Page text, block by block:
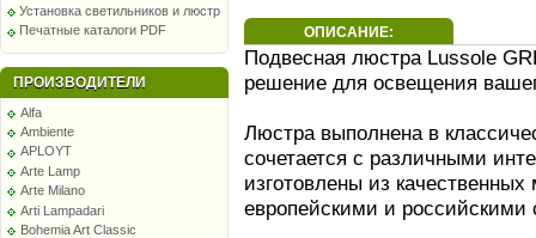
Установка светильников и люстр
Печатные каталоги PDF
ПРОИЗВОДИТЕЛИ
Alfa
Ambiente
APLOYT
Arte Lamp
Arte Milano
Arti Lampadari
Bohemia Art Classic
ОПИСАНИЕ:
Подвесная люстра Lussole
решение для освещения
Люстра выполнена в
сочетается с различными
изготовлены из
европейскими и российскими